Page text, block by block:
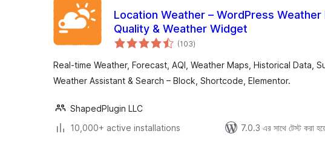
Location Weather – WordPress
Quality & Weather Widget
(103total
ratings
)
Real-time Weather, Forecast, AQI, Weather Maps, Historical Data,
Weather Assistant & Search – Block, Shortcode, Elementor.
ShapedPlugin LLC
10,000+ active installations
7.0.3 এর সাথে টেস্ট করা